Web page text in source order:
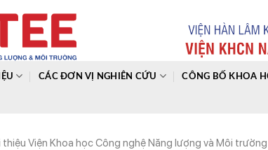
CÁC ĐƠN VỊ NGHIÊN CỨU CÔNG BỐ KHOA
thiệu Viện Khoa học Công nghệ Năng lượng và Môi trường